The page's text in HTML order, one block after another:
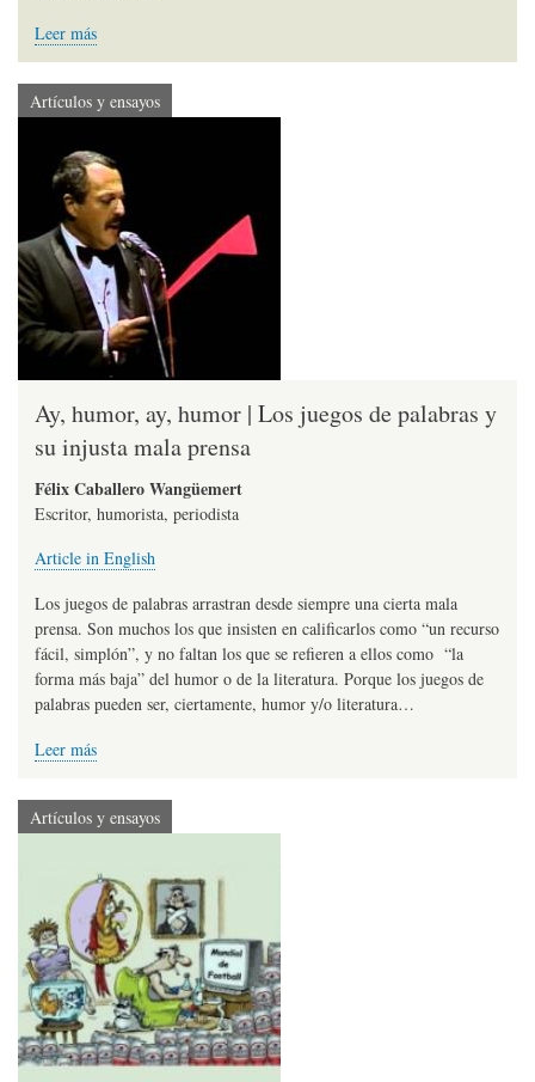
Leer más
Artículos y ensayos
Ay, humor, ay, humor | Los juegos de palabras y
su injusta mala prensa
Félix Caballero Wangüemert
Escritor, humorista, periodista
Article in English
Los juegos de palabras arrastran desde siempre una cierta mala
prensa. Son muchos los que insisten en calificarlos como “un recurso
fácil, simplón”, y no faltan los que se refieren a ellos como “la
forma más baja” del humor o de la literatura. Porque los juegos de
palabras pueden ser, ciertamente, humor y/o literatura…
Leer más
Artículos y ensayos